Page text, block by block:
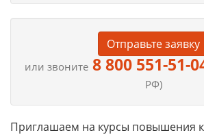
Отправьте заявку
или звоните 8 800 551-51-
РФ)
Приглашаем на курсы повышения